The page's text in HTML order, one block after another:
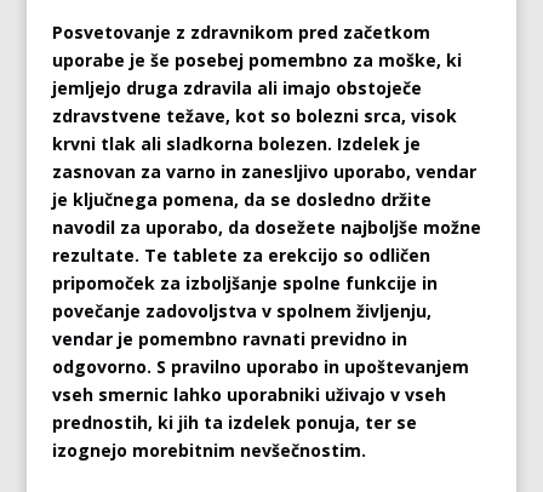
Posvetovanje z zdravnikom pred začetkom
uporabe je še posebej pomembno za moške, ki
jemljejo druga zdravila ali imajo obstoječe
zdravstvene težave, kot so bolezni srca, visok
krvni tlak ali sladkorna bolezen. Izdelek je
zasnovan za varno in zanesljivo uporabo, vendar
je ključnega pomena, da se dosledno držite
navodil za uporabo, da dosežete najboljše možne
rezultate. Te tablete za erekcijo so odličen
pripomoček za izboljšanje spolne funkcije in
povečanje zadovoljstva v spolnem življenju,
vendar je pomembno ravnati previdno in
odgovorno. S pravilno uporabo in upoštevanjem
vseh smernic lahko uporabniki uživajo v vseh
prednostih, ki jih ta izdelek ponuja, ter se
izognejo morebitnim nevšečnostim.